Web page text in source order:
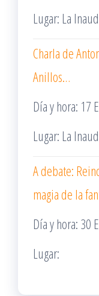
Lugar: La
Charla de
Anillos…
Día y hora: 17
Lugar: La
A debate:
magia de la
Día y hora: 30
Lugar: